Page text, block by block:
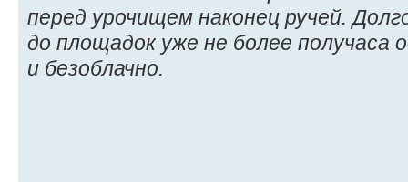
перед урочищем наконец ручей.
до площадок уже не более получаса
и безоблачно.